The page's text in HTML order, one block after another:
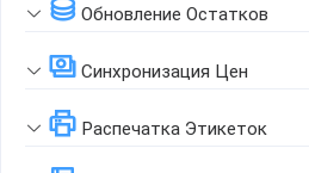
Обновление Остатков
Синхронизация Цен
Распечатка Этикеток